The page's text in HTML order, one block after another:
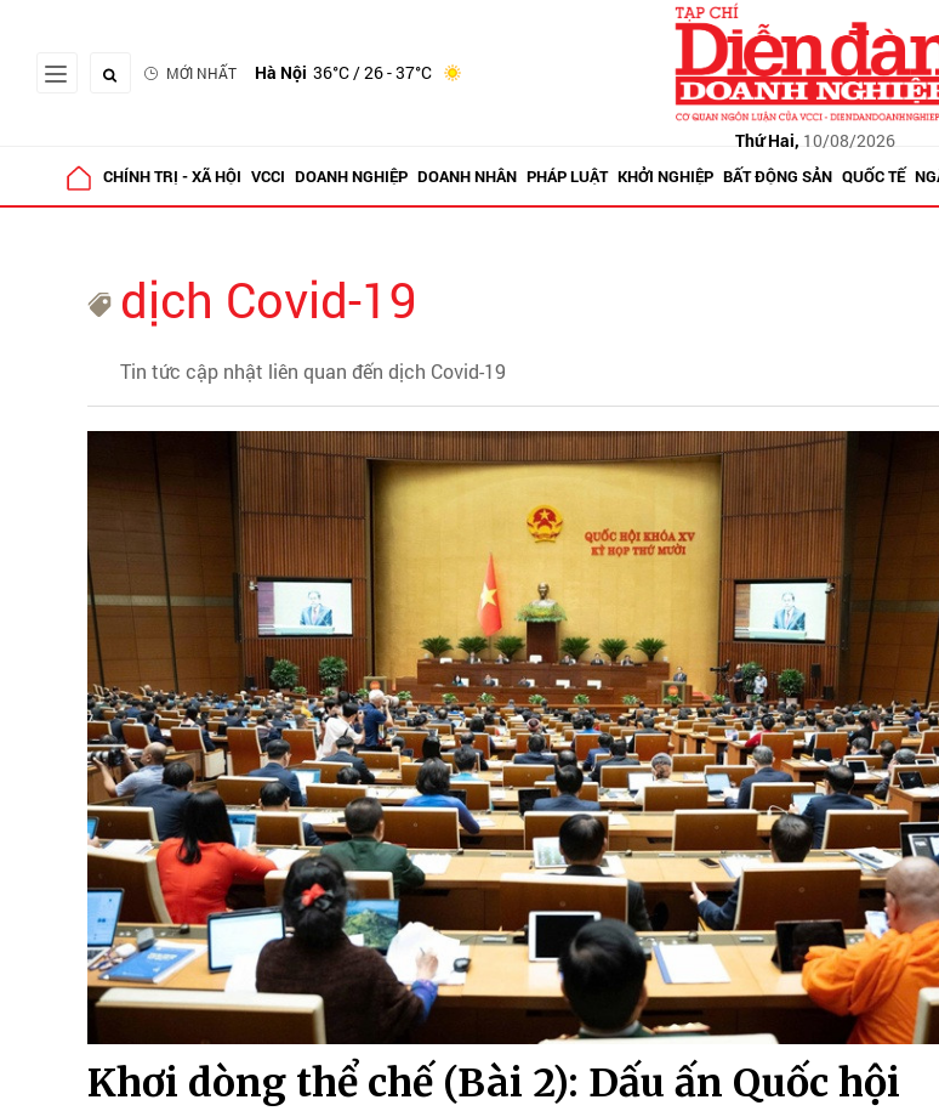
MỚI NHẤT Hà Nội 36°C/ 26 - 37°C
Thứ Hai, 10/08/2026
CHÍNH TRỊ - XÃ HỘI VCCI DOANH NGHIỆP DOANH NHÂN PHÁP LUẬT KHỞI NGHIỆP BẤT ĐỘNG SẢN QUỐC TẾ
dịch Covid-19
Tin tức cập nhật liên quan đến dịch Covid-19
Khơi dòng thể chế (Bài 2): Dấu ấn Quốc hội